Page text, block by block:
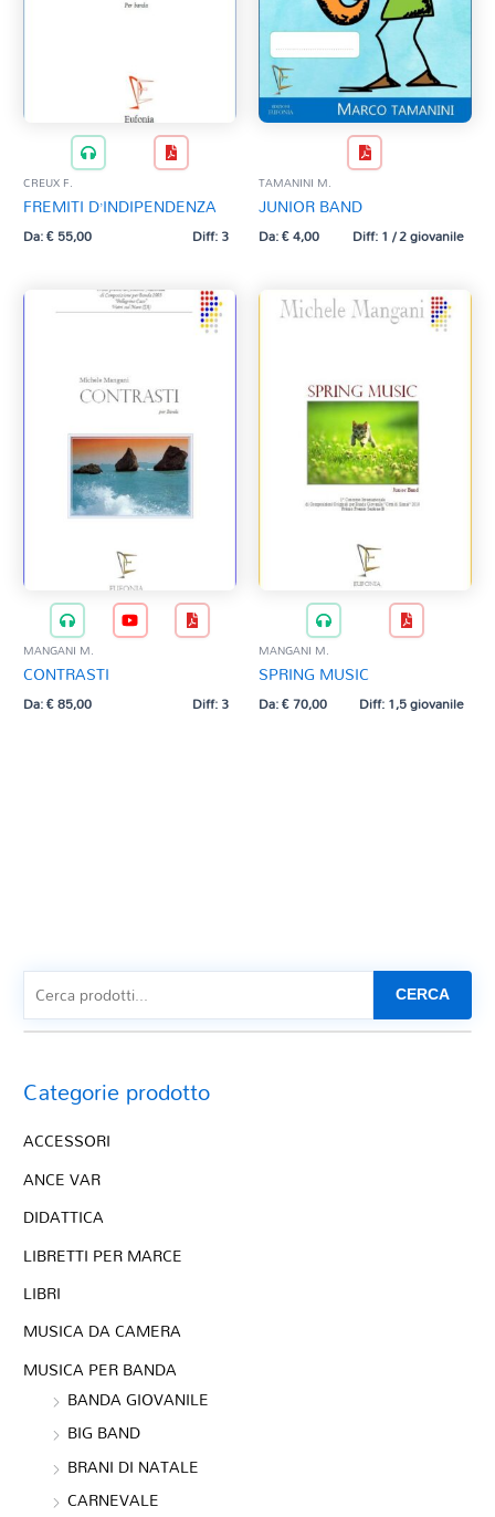
CREUX F.
FREMITI D’INDIPENDENZA
Da:€55,00 Diff: 3
TAMANINI M.
JUNIOR BAND
Da:€4,00 Diff: 1 / 2 giovanile
MANGANI M.
CONTRASTI
Da:€85,00 Diff: 3
MANGANI M.
SPRING MUSIC
Da:€70,00 Diff: 1,5 giovanile
CERCA
Categorie prodotto
ACCESSORI
ANCE VAR
DIDATTICA
LIBRETTI PER MARCE
LIBRI
MUSICA DA CAMERA
MUSICA PER BANDA
BANDA GIOVANILE
BIG BAND
BRANI DI NATALE
CARNEVALE